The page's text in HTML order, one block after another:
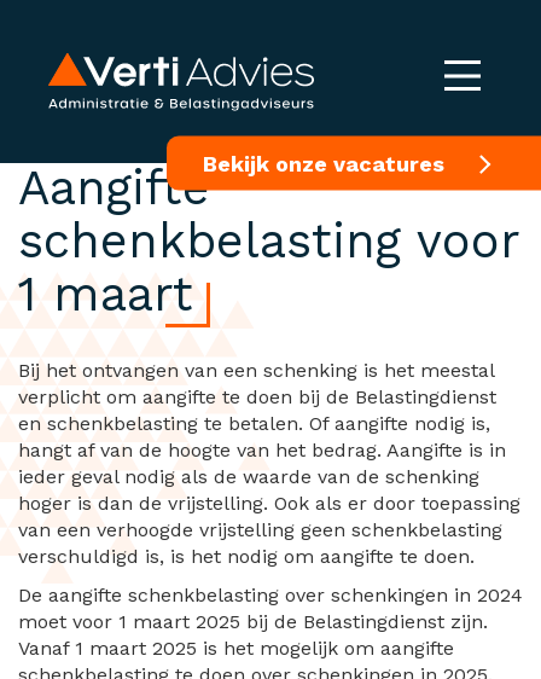
Bekijk onze vacatures
Schenking in 2024?
Aangifte
schenkbelasting voor
1 maart
Bij het ontvangen van een schenking is het meestal
verplicht om aangifte te doen bij de Belastingdienst
en schenkbelasting te betalen. Of aangifte nodig is,
hangt af van de hoogte van het bedrag. Aangifte is in
ieder geval nodig als de waarde van de schenking
hoger is dan de vrijstelling. Ook als er door toepassing
van een verhoogde vrijstelling geen schenkbelasting
verschuldigd is, is het nodig om aangifte te doen.
De aangifte schenkbelasting over schenkingen in 2024
moet voor 1 maart 2025 bij de Belastingdienst zijn.
Vanaf 1 maart 2025 is het mogelijk om aangifte